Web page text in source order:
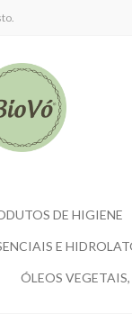
DE HIGIENE
E
ÓLEOS